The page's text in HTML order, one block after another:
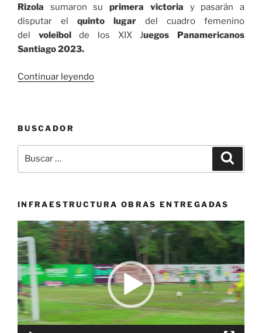
Rizola sumaron suprimera victoria y pasarán a
disputar el quinto lugar del cuadro femenino
del voleibolde los XIX Juegos Panamericanos
Santiago 2023.
Continuar leyendo«Selección
consiguió
primera
en
Panamericanos
Santiago
2023»
BUSCADOR
por:
INFRAESTRUCTURA OBRAS ENTREGADAS
Reproductor
de
vídeo